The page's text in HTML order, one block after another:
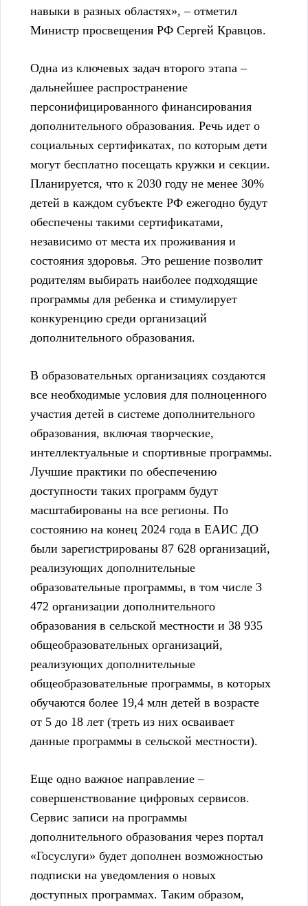
навыки в разных областях», – отметил
Министр просвещения РФ Сергей Кравцов.
Одна из ключевых задач второго этапа –
дальнейшее распространение
персонифицированного финансирования
дополнительного образования. Речь идет о
социальных сертификатах, по которым дети
могут бесплатно посещать кружки и секции.
Планируется, что к 2030 году не менее 30%
детей в каждом субъекте РФ ежегодно будут
обеспечены такими сертификатами,
независимо от места их проживания и
состояния здоровья. Это решение позволит
родителям выбирать наиболее подходящие
программы для ребенка и стимулирует
конкуренцию среди организаций
дополнительного образования.
В образовательных организациях создаются
все необходимые условия для полноценного
участия детей в системе дополнительного
образования, включая творческие,
интеллектуальные и спортивные программы.
Лучшие практики по обеспечению
доступности таких программ будут
масштабированы на все регионы. По
состоянию на конец 2024 года в ЕАИС ДО
были зарегистрированы 87 628 организаций,
реализующих дополнительные
образовательные программы, в том числе 3
472 организации дополнительного
образования в сельской местности и 38 935
общеобразовательных организаций,
реализующих дополнительные
общеобразовательные программы, в которых
обучаются более 19,4 млн детей в возрасте
от 5 до 18 лет (треть из них осваивает
данные программы в сельской местности).
Еще одно важное направление –
совершенствование цифровых сервисов.
Сервис записи на программы
дополнительного образования через портал
«Госуслуги» будет дополнен возможностью
подписки на уведомления о новых
доступных программах. Таким образом,